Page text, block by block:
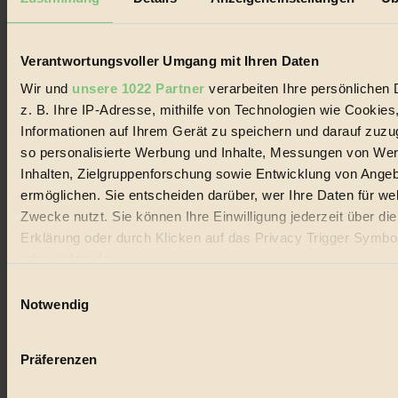
Verantwortungsvoller Umgang mit Ihren Daten
Wir und unsere 1022 Partner verarbeiten Ihre persönlichen
z. B. Ihre IP-Adresse, mithilfe von Technologien wie
Informationen auf Ihrem Gerät zu speichern und darauf
so personalisierte Werbung und Inhalte, Messungen von
Inhalten, Zielgruppenforschung sowie Entwicklung von
ermöglichen. Sie entscheiden darüber, wer Ihre Daten für
Zwecke nutzt. Sie können Ihre Einwilligung jederzeit über
Erklärung oder durch Klicken auf das Privacy Trigger
Wenn Sie es erlauben, würden wir auch gerne:
Ihr Gerät durch aktives Scannen nach bestimmten
Notwendig
Präferenzen
Biorama steht für einen nachhaltigen Lebensstil und bewussten
Lebenswandel. Es ist eine moderne Plattform für Ideen, Menschen
Handels mit Bioprodukten, des Fair-Trade sowie der Branche
alternativer Energien.
Social Media
22.601 Fans auf Facebook
3.415 Follower auf Twitter
Folge uns auf Instagram
Themen
Bio
Vegan